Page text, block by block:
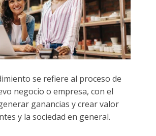
se refiere al proceso de
negocio o empresa, con el
ganancias y crear valor
y la sociedad en general.